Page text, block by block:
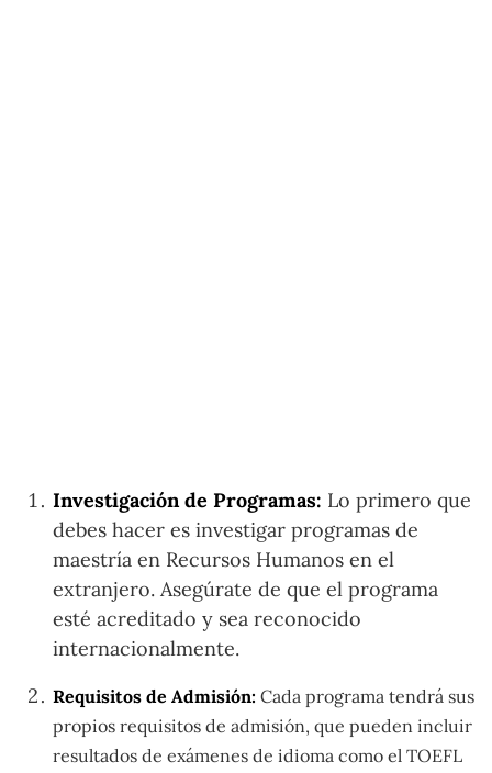
Investigación de Programas: Lo primero que
debes hacer es investigar programas de
maestría en Recursos Humanos en el
extranjero. Asegúrate de que el programa
esté acreditado y sea reconocido
internacionalmente.
Requisitos de Admisión: Cada programa tendrá sus
propios requisitos de admisión, que pueden incluir
resultados de exámenes de idioma como el TOEFL